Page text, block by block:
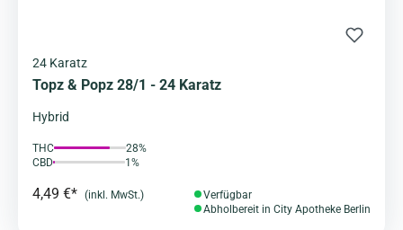
24 Karatz
Topz & Popz 28/1 - 24 Karatz
Hybrid
THC
28%
CBD
1%
4,49 €* (inkl. MwSt.)
Verfügbar
Abholbereit in City Apotheke Berlin